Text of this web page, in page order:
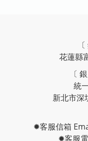
花蓮縣
〔
統
新北市深
✹客服信箱
✹客服